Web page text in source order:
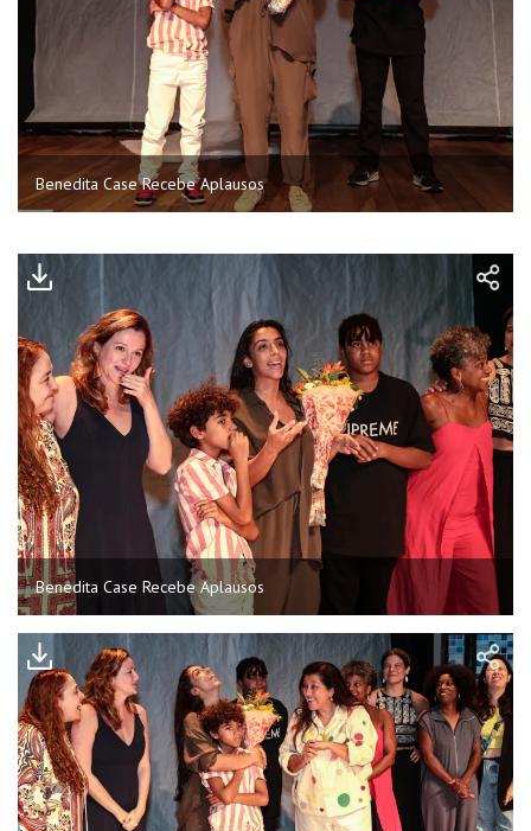
Benedita Case Recebe Aplausos
Benedita Case Recebe Aplausos